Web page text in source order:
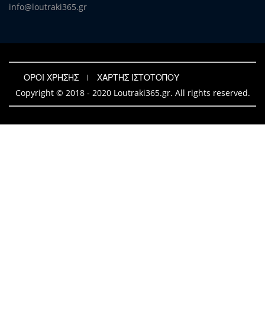
info@loutraki365.gr
ΟΡΟΙ ΧΡΗΣΗΣ
ΧΑΡΤΗΣ ΙΣΤΟΤΟΠΟΥ
Copyright © 2018 - 2020 Loutraki365.gr. All rights reserved.